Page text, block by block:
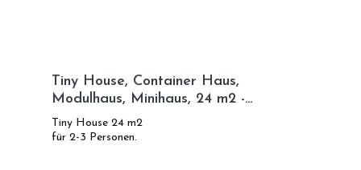
Tiny House, Container Haus,
Modulhaus, Minihaus, 24 m2 -
French Kiss
Tiny House 24 m2
für 2-3 Personen.